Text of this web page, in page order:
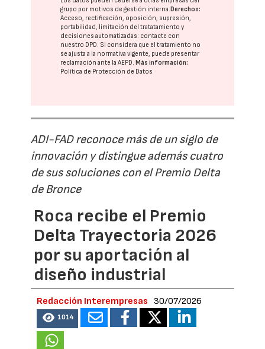
grupo por motivos de gestión interna. Derechos:
Acceso, rectificación, oposición, supresión,
portabilidad, limitación del tratatamiento y
decisiones automatizadas: contacte con
nuestro DPD. Si considera que el tratamiento no
se ajusta a la normativa vigente, puede presentar
reclamación ante laAEPD. Más información:
Política de Protección de Datos
ADI-FAD reconoce más de un siglo de
innovación y distingue además cuatro
de sus soluciones con el Premio Delta
de Bronce
Roca recibe el Premio
Delta Trayectoria 2026
por su aportación al
diseño industrial
Redacción Interempresas 30/07/2026
1014